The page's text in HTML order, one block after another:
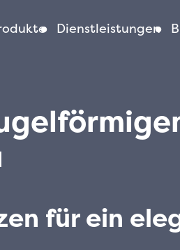
Dienstleistungen
für ein